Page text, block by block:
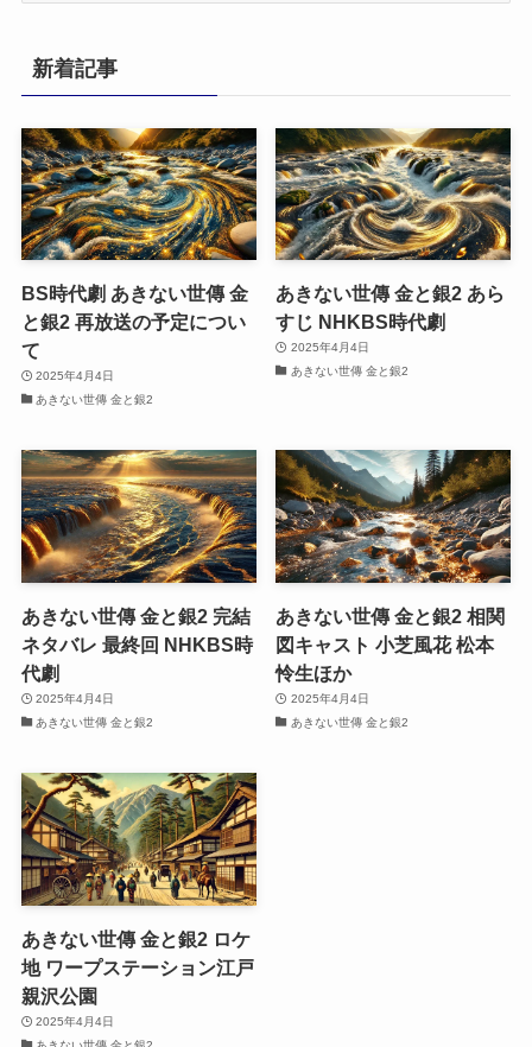
リ
ー
新着記事
BS時代劇 あきない世傳 金
と銀2 再放送の予定につい
て
2025年4月4日
あきない世傳 金と銀2
あきない世傳 金と銀2 あら
すじ NHKBS時代劇
2025年4月4日
あきない世傳 金と銀2
あきない世傳 金と銀2 完結
ネタバレ 最終回 NHKBS時
代劇
2025年4月4日
あきない世傳 金と銀2
あきない世傳 金と銀2 相関
図キャスト 小芝風花 松本
怜生ほか
2025年4月4日
あきない世傳 金と銀2
あきない世傳 金と銀2 ロケ
地 ワープステーション江戸
親沢公園
2025年4月4日